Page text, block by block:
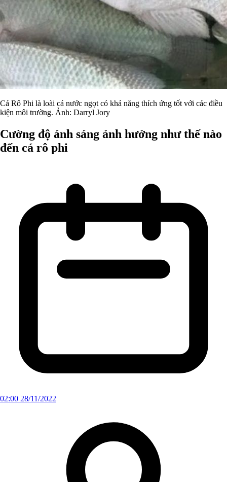
Cá Rô Phi là loài cá nước ngọt có khả năng thích ứng tốt với các điều
kiện môi trường. Ảnh: Darryl Jory
Cường độ ánh sáng ảnh hưởng như thế nào
đến cá rô phi
02:00 28/11/2022